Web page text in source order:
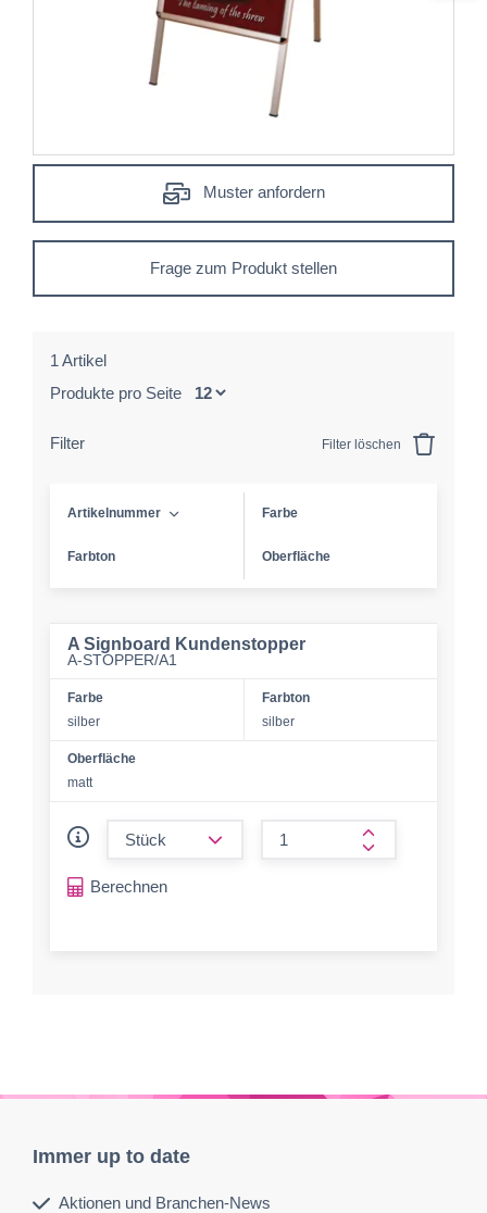
Muster anfordern
Frage zum Produkt stellen
1 Artikel
Produkte pro Seite
Filter Filter löschen
Artikelnummer Farbe
Farbton Oberfläche
A Signboard Kundenstopper
A-STOPPER/A1
Farbe
silber
Farbton
silber
Oberfläche
matt
form.increase-
Berechnen
Immer up to date
Aktionen und Branchen-News